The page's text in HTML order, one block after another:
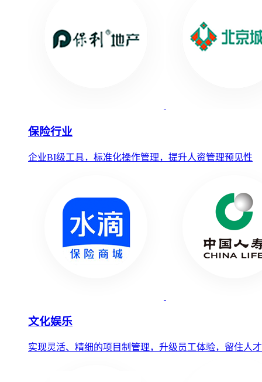
保险行业
企业BI级工具，标准化操作管理，提升人资管理预见性
文化娱乐
实现灵活、精细的项目制管理，升级员工体验，留住人才